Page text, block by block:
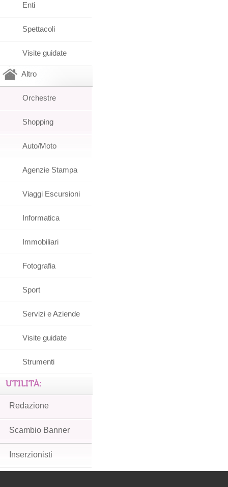
Enti
Spettacoli
Visite guidate
Altro
Orchestre
Shopping
Auto/Moto
Agenzie Stampa
Viaggi Escursioni
Informatica
Immobiliari
Fotografia
Sport
Servizi e Aziende
Visite guidate
Strumenti
UTILITÀ:
Redazione
Scambio Banner
Inserzionisti